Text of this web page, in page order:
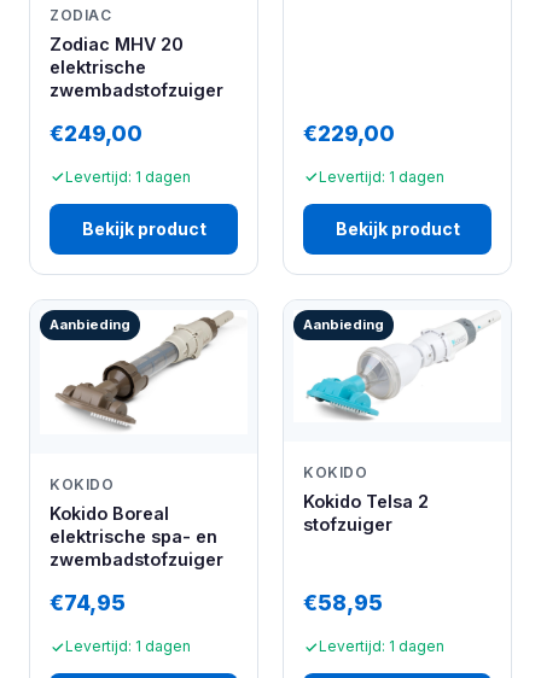
ZODIAC
Zodiac MHV 20
elektrische
zwembadstofzuiger
€249,00
Levertijd: 1 dagen
Bekijk product
€229,00
Levertijd: 1 dagen
Bekijk product
Aanbieding
KOKIDO
Kokido Boreal
elektrische spa- en
zwembadstofzuiger
€74,95
Levertijd: 1 dagen
Aanbieding
KOKIDO
Kokido Telsa 2
stofzuiger
€58,95
Levertijd: 1 dagen